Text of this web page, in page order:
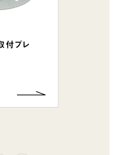
付プレ